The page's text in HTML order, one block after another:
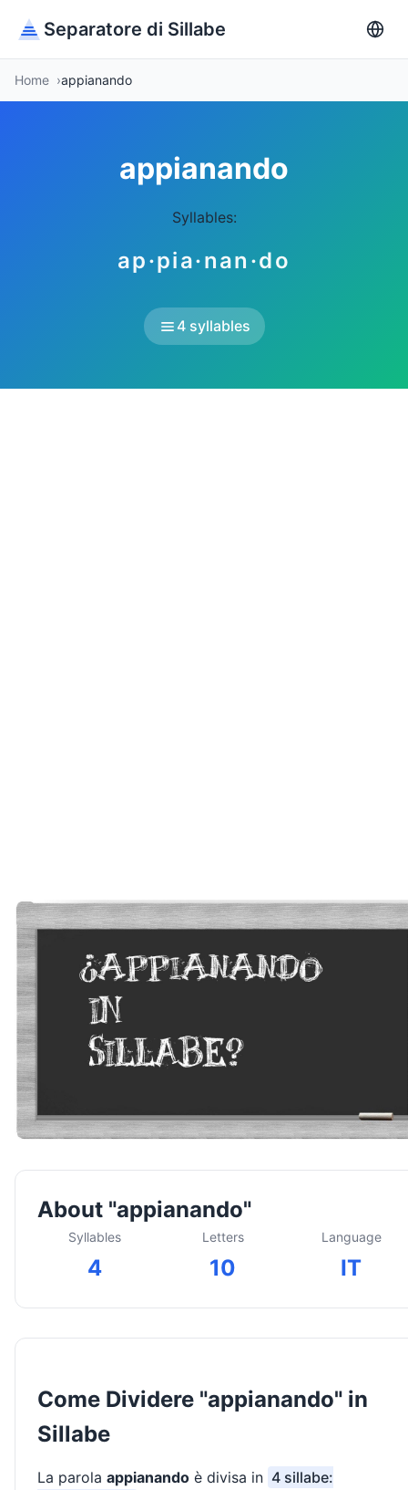
Separatore di Sillabe
Home appianando
appianando
Syllables:
ap·pia·nan·do
4 syllables
About "appianando"
Syllables
4
Letters
10
Language
IT
Come Dividere "appianando" in
Sillabe
La parola appianando è divisa in 4 sillabe: